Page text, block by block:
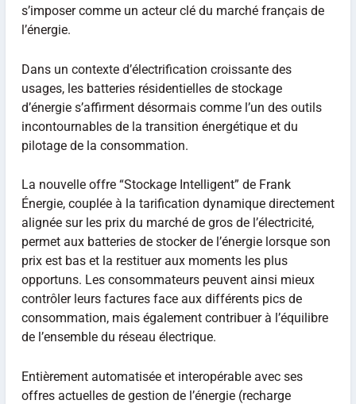
s’imposer comme un acteur clé du marché français de
l’énergie.
Dans un contexte d’électrification croissante des
usages, les batteries résidentielles de stockage
d’énergie s’affirment désormais comme l’un des outils
incontournables de la transition énergétique et du
pilotage de la consommation.
La nouvelle offre “Stockage Intelligent” de Frank
Énergie, couplée à la tarification dynamique directement
alignée sur les prix du marché de gros de l’électricité,
permet aux batteries de stocker de l’énergie lorsque son
prix est bas et la restituer aux moments les plus
opportuns. Les consommateurs peuvent ainsi mieux
contrôler leurs factures face aux différents pics de
consommation, mais également contribuer à l’équilibre
de l’ensemble du réseau électrique.
Entièrement automatisée et interopérable avec ses
offres actuelles de gestion de l’énergie (recharge